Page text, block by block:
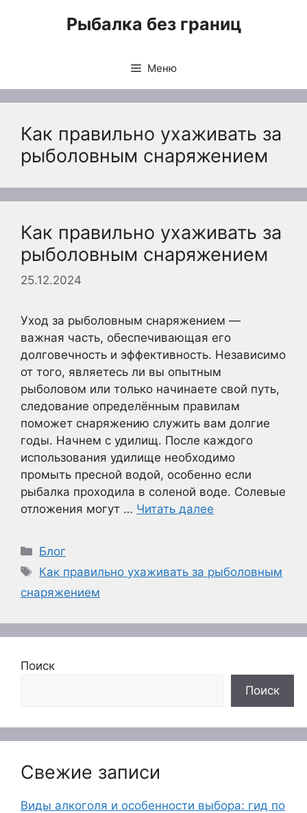
Рыбалка без границ
Меню
Как правильно ухаживать за
рыболовным снаряжением
Как правильно ухаживать за
рыболовным снаряжением
25.12.2024
Уход за рыболовным снаряжением —
важная часть, обеспечивающая его
долговечность и эффективность. Независимо
от того, являетесь ли вы опытным
рыболовом или только начинаете свой путь,
следование определённым правилам
поможет снаряжению служить вам долгие
годы. Начнем с удилищ. После каждого
использования удилище необходимо
промыть пресной водой, особенно если
рыбалка проходила в соленой воде. Солевые
отложения могут … Читать далее
Рубрики
Блог
Метки
Как правильно ухаживать за рыболовным
снаряжением
Поиск
Поиск
Свежие записи
Виды алкоголя и особенности выбора: гид по